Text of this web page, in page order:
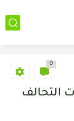
0
التحالف